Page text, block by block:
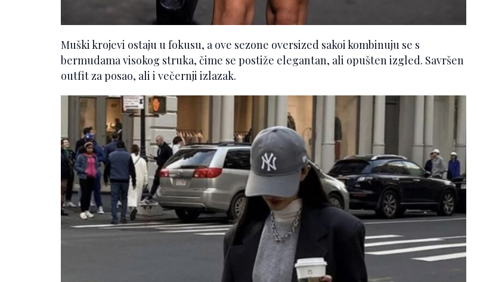
Muški krojevi ostaju u fokusu, a ove sezone oversized sakoi kombinuju se s
bermudama visokog struka, čime se postiže elegantan, ali opušten izgled. Savršen
outfit za posao, ali i večernji izlazak.